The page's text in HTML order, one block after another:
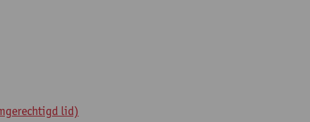
lid)